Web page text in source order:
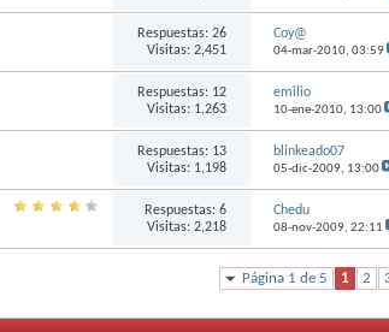
Respuestas: 26
Visitas: 2,451
Coy@
04-mar-2010, 03:59
Respuestas: 12
Visitas: 1,263
emilio
10-ene-2010, 13:00
Respuestas: 13
Visitas: 1,198
blinkeado07
05-dic-2009, 13:00
Respuestas: 6
Visitas: 2,218
Chedu
08-nov-2009, 22:11
Página 1 de 5 1 2